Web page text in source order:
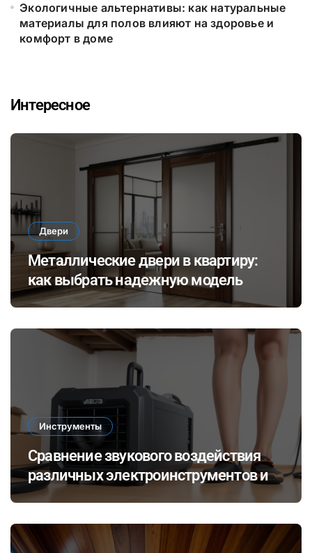
Экологичные альтернативы: как натуральные
материалы для полов влияют на здоровье и
комфорт в доме
Интересное
Двери
Металлические двери в квартиру:
как выбрать надежную модель
Инструменты
Сравнение звукового воздействия
различных электроинструментов и
его влияние на здоровье при ремонте